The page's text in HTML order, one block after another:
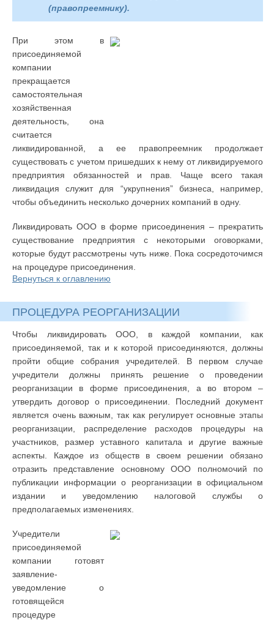
(правопреемнику).
При этом в
присоединяемой
компании
прекращается
самостоятельная
хозяйственная
деятельность, она
считается
ликвидированной, а ее правопреемник продолжает
существовать с учетом пришедших к нему от ликвидируемого
предприятия обязанностей и прав. Чаще всего такая
ликвидация служит для “укрупнения” бизнеса, например,
чтобы объединить несколько дочерних компаний в одну.
Ликвидировать ООО в форме присоединения – прекратить
существование предприятия с некоторыми оговорками,
которые будут рассмотрены чуть ниже. Пока сосредоточимся
на процедуре присоединения.
Вернуться к оглавлению
ПРОЦЕДУРА РЕОРГАНИЗАЦИИ
Чтобы ликвидировать ООО, в каждой компании, как
присоединяемой, так и к которой присоединяются, должны
пройти общие собрания учредителей. В первом случае
учредители должны принять решение о проведении
реорганизации в форме присоединения, а во втором –
утвердить договор о присоединении. Последний документ
является очень важным, так как регулирует основные этапы
реорганизации, распределение расходов процедуры на
участников, размер уставного капитала и другие важные
аспекты. Каждое из обществ в своем решении обязано
отразить представление основному ООО полномочий по
публикации информации о реорганизации в официальном
издании и уведомлению налоговой службы о
предполагаемых изменениях.
Учредители
присоединяемой
компании готовят
заявление-
уведомление о
готовящейся
процедуре